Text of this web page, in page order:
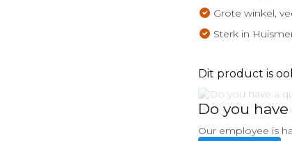
Grote winkel,
Sterk in
Dit product is
Do you
Our employee is